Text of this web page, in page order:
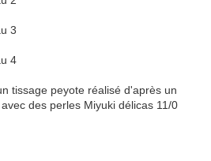
tissage peyote réalisé d'après un
des perles Miyuki délicas 11/0